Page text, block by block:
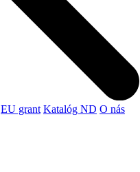
EU grant Katalóg ND O nás